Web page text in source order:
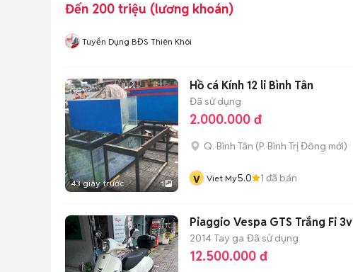
Đến 200 triệu (lương khoán)
Tuyển Dụng BĐS Thiên Khôi
43 giây trước 1
Hồ cá Kính 12 li Bình Tân
Đã sử dụng
2.000.000 đ
Q. Bình Tân (P. Bình Trị Đông mới)
v Viet My5.0 1 đã bán
Piaggio Vespa GTS Trắng Fi 3v
2014 Tay ga Đã sử dụng
12.500.000 đ